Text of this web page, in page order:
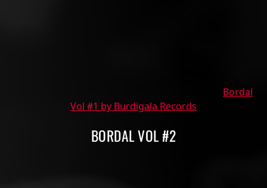
Bordal
Vol #1 by Burdigala Records
BORDAL VOL #2